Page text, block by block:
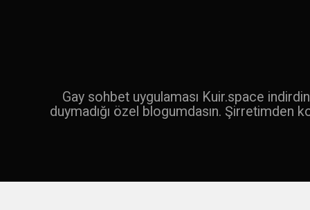
Gay sohbet uygulaması Kuir.space
duymadığı özel blogumdasın. Şirretimden